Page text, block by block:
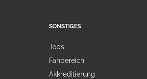
SONSTIGES
Jobs
Fanbereich
Akkreditierung